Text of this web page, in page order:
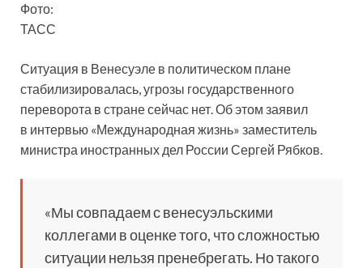
Фото:
ТАСС
Ситуация в Венесуэле в политическом плане
стабилизировалась, угрозы государственного
переворота в стране сейчас нет. Об этом заявил
в интервью «Международная жизнь» заместитель
министра иностранных дел России Сергей Рябков.
«Мы совпадаемс венесуэльскими
коллегами в оценке того, что сложностью
ситуации нельзя пренебрегать. Но такого